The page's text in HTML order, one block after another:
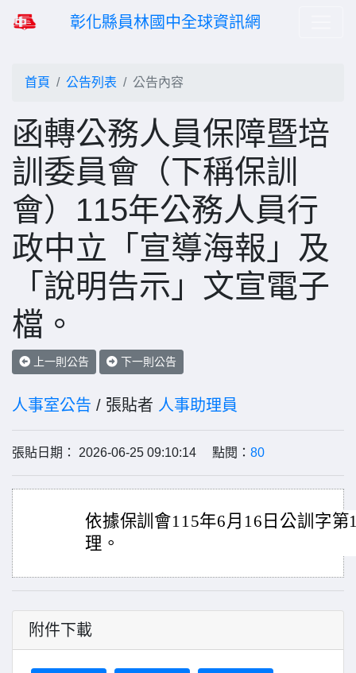
彰化縣員林國中全球資訊網
首頁 公告列表 公告內容
函轉公務人員保障暨培
訓委員會（下稱保訓
會）115年公務人員行
政中立「宣導海報」及
「說明告示」文宣電子
檔。
上一則公告 下一則公告
人事室公告 / 張貼者 人事助理員
張貼日期： 2026-06-25 09:10:14 點閱： 80
依據保訓會115年6月16日公訓字第
理。
附件下載